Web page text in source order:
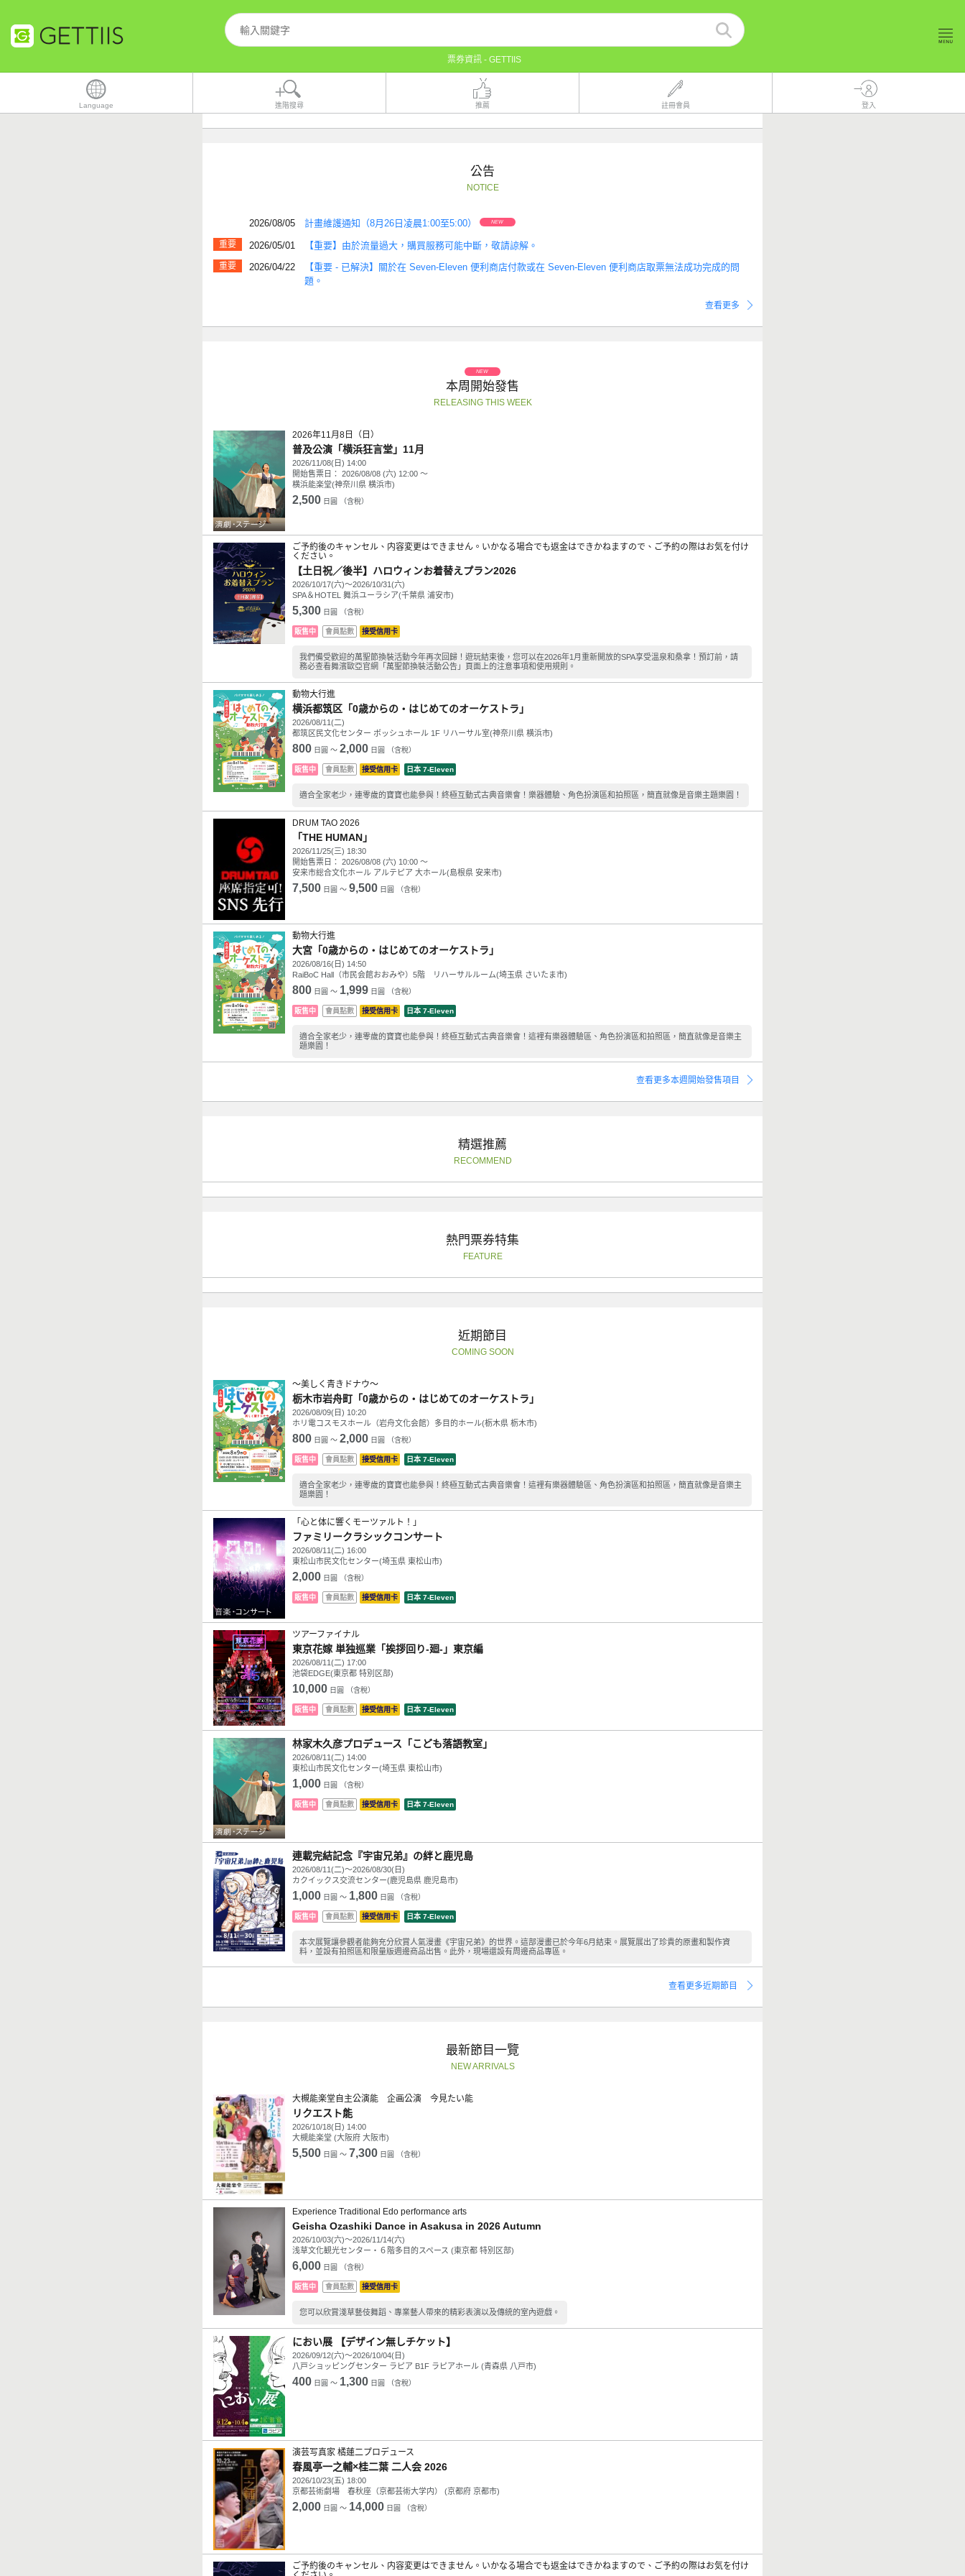
票券資訊 - GETTIIS
Language 進階搜尋 推薦 註冊會員 登入
公告
NOTICE
2026/08/05 計畫維護通知（8月26日凌晨1:00至5:00）
重要 2026/05/01 【重要】由於流量過大，購買服務可能中斷，敬請諒解。
重要 2026/04/22
【重要 - 已解決】關於在 Seven-Eleven 便利商店付款或在 Seven-Eleven 便利商店取票無法成功完成的問
題。
查看更多
本周開始發售
RELEASING THIS WEEK
2026年11月8日（日）
普及公演「横浜狂言堂」11月
2026/11/08(日) 14:00
開始售票日： 2026/08/08 (六) 12:00 ～
横浜能楽堂(神奈川県 横浜市)
2,500 日圓 （含稅）
ご予約後のキャンセル、内容変更はできません。いかなる場合でも返金はできかねますので、ご予約の際はお気を付け
ください。
【土日祝／後半】ハロウィンお着替えプラン2026
2026/10/17(六)～2026/10/31(六)
SPA＆HOTEL 舞浜ユーラシア(千葉県 浦安市)
5,300 日圓 （含稅）
販售中 會員點數 接受信用卡
我們備受歡迎的萬聖節換裝活動今年再次回歸！遊玩結束後，您可以在2026年1月重新開放的SPA享受溫泉和桑拿！預訂前，請
務必查看舞濱歐亞官網「萬聖節換裝活動公告」頁面上的注意事項和使用規則。
動物大行進
横浜都筑区「0歳からの・はじめてのオーケストラ」
2026/08/11(二)
都筑区民文化センター ボッシュホール 1F リハーサル室(神奈川県 横浜市)
800 日圓 ～ 2,000 日圓 （含稅）
販售中 會員點數 接受信用卡 日本 7-Eleven
適合全家老少，連零歲的寶寶也能參與！終極互動式古典音樂會！樂器體驗、角色扮演區和拍照區，簡直就像是音樂主題樂園！
DRUM TAO 2026
「THE HUMAN」
2026/11/25(三) 18:30
開始售票日： 2026/08/08 (六) 10:00 ～
安来市総合文化ホール アルテピア 大ホール(島根県 安来市)
7,500 日圓 ～ 9,500 日圓 （含稅）
動物大行進
大宮「0歳からの・はじめてのオーケストラ」
2026/08/16(日) 14:50
RaiBoC Hall（市民会館おおみや）5階 リハーサルルーム(埼玉県 さいたま市)
800 日圓 ～ 1,999 日圓 （含稅）
販售中 會員點數 接受信用卡 日本 7-Eleven
適合全家老少，連零歲的寶寶也能參與！終極互動式古典音樂會！這裡有樂器體驗區、角色扮演區和拍照區，簡直就像是音樂主
題樂園！
查看更多本週開始發售項目
精選推薦
RECOMMEND
熱門票券特集
FEATURE
近期節目
COMING SOON
～美しく青きドナウ～
栃木市岩舟町「0歳からの・はじめてのオーケストラ」
2026/08/09(日) 10:20
ホリ電コスモスホール（岩舟文化会館）多目的ホール(栃木県 栃木市)
800 日圓 ～ 2,000 日圓 （含稅）
販售中 會員點數 接受信用卡 日本 7-Eleven
適合全家老少，連零歲的寶寶也能參與！終極互動式古典音樂會！這裡有樂器體驗區、角色扮演區和拍照區，簡直就像是音樂主
題樂園！
「心と体に響くモーツァルト！」
ファミリークラシックコンサート
2026/08/11(二) 16:00
東松山市民文化センター(埼玉県 東松山市)
2,000 日圓 （含稅）
販售中 會員點數 接受信用卡 日本 7-Eleven
ツアーファイナル
東京花嫁 単独巡業「挨拶回り-廻-」東京編
2026/08/11(二) 17:00
池袋EDGE(東京都 特別区部)
10,000 日圓 （含稅）
販售中 會員點數 接受信用卡 日本 7-Eleven
林家木久彦プロデュース「こども落語教室」
2026/08/11(二) 14:00
東松山市民文化センター(埼玉県 東松山市)
1,000 日圓 （含稅）
販售中 會員點數 接受信用卡 日本 7-Eleven
連載完結記念『宇宙兄弟』の絆と鹿児島
2026/08/11(二)～2026/08/30(日)
カクイックス交流センター(鹿児島県 鹿児島市)
1,000 日圓 ～ 1,800 日圓 （含稅）
販售中 會員點數 接受信用卡 日本 7-Eleven
本次展覽讓參觀者能夠充分欣賞人氣漫畫《宇宙兄弟》的世界。這部漫畫已於今年6月結束。展覽展出了珍貴的原畫和製作資
料，並設有拍照區和限量版週邊商品出售。此外，現場還設有周邊商品專區。
查看更多近期節目
最新節目一覽
NEW ARRIVALS
大槻能楽堂自主公演能 企画公演 今見たい能
リクエスト能
2026/10/18(日) 14:00
大槻能楽堂 (大阪府 大阪市)
5,500 日圓 ～ 7,300 日圓 （含稅）
Experience Traditional Edo performance arts
Geisha Ozashiki Dance in Asakusa in 2026 Autumn
2026/10/03(六)～2026/11/14(六)
浅草文化観光センター・６階多目的スペース (東京都 特別区部)
6,000 日圓 （含稅）
販售中 會員點數 接受信用卡
您可以欣賞淺草藝伎舞蹈、專業藝人帶來的精彩表演以及傳統的室內遊戲。
におい展 【デザイン無しチケット】
2026/09/12(六)～2026/10/04(日)
八戸ショッピングセンター ラピア B1F ラピアホール (青森県 八戸市)
400 日圓 ～ 1,300 日圓 （含稅）
演芸写真家 橘蓮二プロデュース
春風亭一之輔×桂二葉 二人会 2026
2026/10/23(五) 18:00
京都芸術劇場 春秋座（京都芸術大学内） (京都府 京都市)
2,000 日圓 ～ 14,000 日圓 （含稅）
ご予約後のキャンセル、内容変更はできません。いかなる場合でも返金はできかねますので、ご予約の際はお気を付け